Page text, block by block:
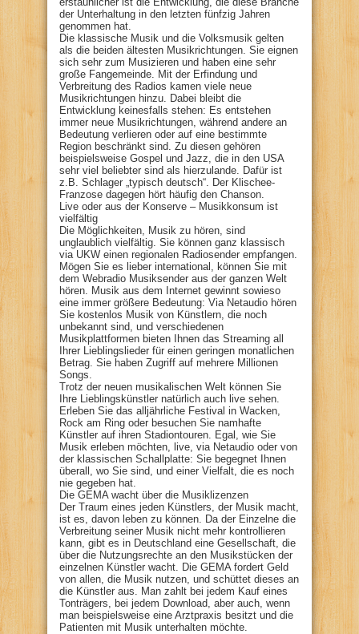
der Unterhaltung in den letzten fünfzig Jahren
genommen hat.
Die klassische Musik und die Volksmusik gelten
als die beiden ältesten Musikrichtungen. Sie eignen
sich sehr zum Musizieren und haben eine sehr
große Fangemeinde. Mit der Erfindung und
Verbreitung des Radios kamen viele neue
Musikrichtungen hinzu. Dabei bleibt die
Entwicklung keinesfalls stehen: Es entstehen
immer neue Musikrichtungen, während andere an
Bedeutung verlieren oder auf eine bestimmte
Region beschränkt sind. Zu diesen gehören
beispielsweise Gospel und Jazz, die in den USA
sehr viel beliebter sind als hierzulande. Dafür ist
z.B. Schlager „typisch deutsch“. Der Klischee-
Franzose dagegen hört häufig den Chanson.
Live oder aus der Konserve – Musikkonsum ist
vielfältig
Die Möglichkeiten, Musik zu hören, sind
unglaublich vielfältig. Sie können ganz klassisch
via UKW einen regionalen Radiosender empfangen.
Mögen Sie es lieber international, können Sie mit
dem Webradio Musiksender aus der ganzen Welt
hören. Musik aus dem Internet gewinnt sowieso
eine immer größere Bedeutung: Via Netaudio hören
Sie kostenlos Musik von Künstlern, die noch
unbekannt sind, und verschiedenen
Musikplattformen bieten Ihnen das Streaming all
Ihrer Lieblingslieder für einen geringen monatlichen
Betrag. Sie haben Zugriff auf mehrere Millionen
Songs.
Trotz der neuen musikalischen Welt können Sie
Ihre Lieblingskünstler natürlich auch live sehen.
Erleben Sie das alljährliche Festival in Wacken,
Rock am Ring oder besuchen Sie namhafte
Künstler auf ihren Stadiontouren. Egal, wie Sie
Musik erleben möchten, live, via Netaudio oder von
der klassischen Schallplatte: Sie begegnet Ihnen
überall, wo Sie sind, und einer Vielfalt, die es noch
nie gegeben hat.
Die GEMA wacht über die Musiklizenzen
Der Traum eines jeden Künstlers, der Musik macht,
ist es, davon leben zu können. Da der Einzelne die
Verbreitung seiner Musik nicht mehr kontrollieren
kann, gibt es in Deutschland eine Gesellschaft, die
über die Nutzungsrechte an den Musikstücken der
einzelnen Künstler wacht. Die GEMA fordert Geld
von allen, die Musik nutzen, und schüttet dieses an
die Künstler aus. Man zahlt bei jedem Kauf eines
Tonträgers, bei jedem Download, aber auch, wenn
man beispielsweise eine Arztpraxis besitzt und die
Patienten mit Musik unterhalten möchte.